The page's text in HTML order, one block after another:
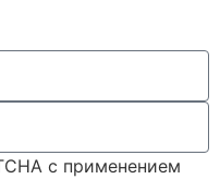
с применением